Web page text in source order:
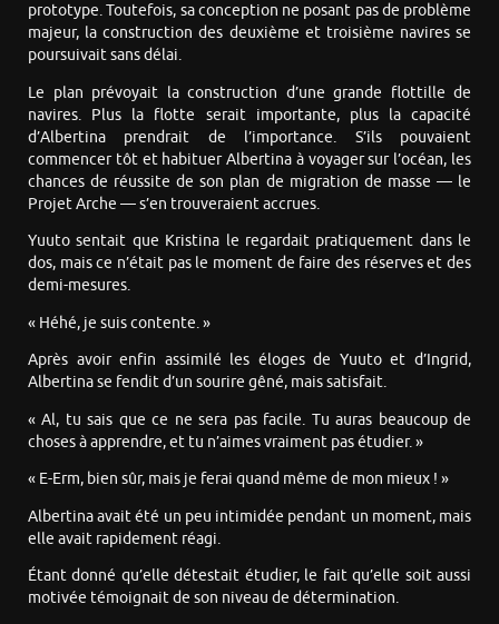
prototype. Toutefois, sa conception ne posant pas de problème
majeur, la construction des deuxième et troisième navires se
poursuivait sans délai.
Le plan prévoyait la construction d’une grande flottille de
navires. Plus la flotte serait importante, plus la capacité
d’Albertina prendrait de l’importance. S’ils pouvaient
commencer tôt et habituer Albertina à voyager sur l’océan, les
chances de réussite de son plan de migration de masse — le
Projet Arche — s’en trouveraient accrues.
Yuuto sentait que Kristina le regardait pratiquement dans le
dos, mais ce n’était pas le moment de faire des réserves et des
demi-mesures.
« Héhé, je suis contente. »
Après avoir enfin assimilé les éloges de Yuuto et d’Ingrid,
Albertina se fendit d’un sourire gêné, mais satisfait.
« Al, tu sais que ce ne sera pas facile. Tu auras beaucoup de
choses à apprendre, et tu n’aimes vraiment pas étudier. »
« E-Erm, bien sûr, mais je ferai quand même de mon mieux ! »
Albertina avait été un peu intimidée pendant un moment, mais
elle avait rapidement réagi.
Étant donné qu’elle détestait étudier, le fait qu’elle soit aussi
motivée témoignait de son niveau de détermination.